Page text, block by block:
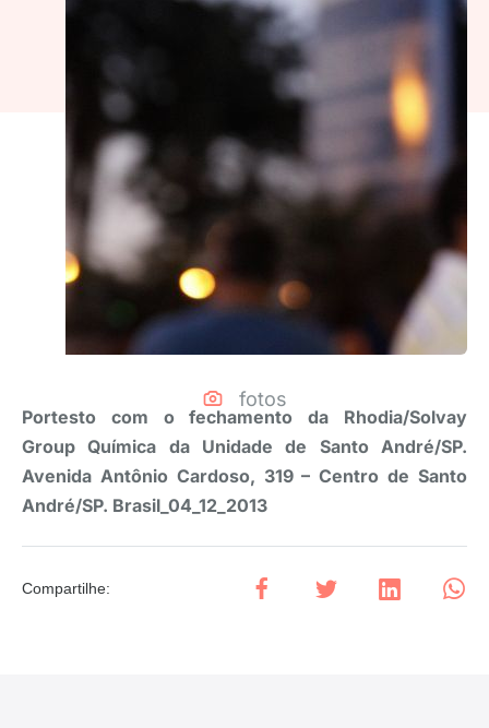
fotos
Portesto com o fechamento da Rhodia/Solvay
Group Química da Unidade de Santo André/SP.
Avenida Antônio Cardoso, 319 – Centro de Santo
André/SP. Brasil_04_12_2013
Compartilhe: